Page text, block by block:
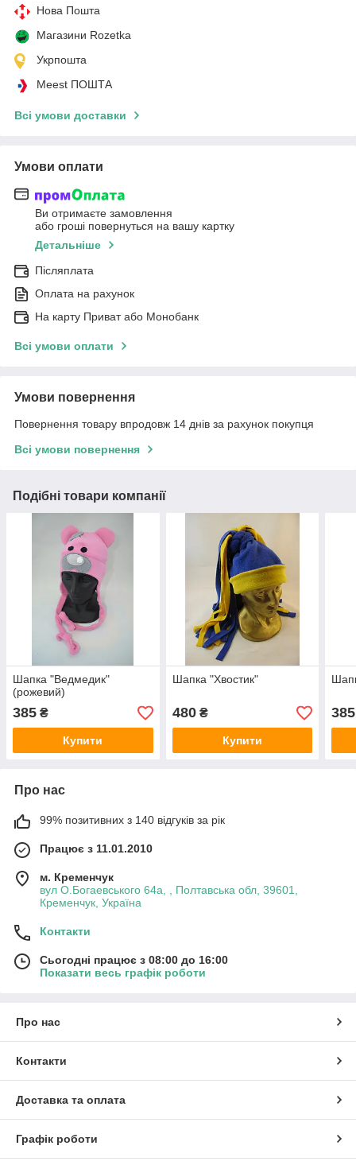
Нова Пошта
Магазини Rozetka
Укрпошта
Meest ПОШТА
Всі умови доставки
Умови оплати
Ви отримаєте замовлення
або гроші повернуться на вашу картку
Детальніше
Післяплата
Оплата на рахунок
На карту Приват або Монобанк
Всі умови оплати
Умови повернення
Повернення товару впродовж 14 днів за рахунок покупця
Всі умови повернення
Подібні товари компанії
Шапка "Ведмедик"
(рожевий)
385 ₴
Купити
Шапка "Хвостик"
480₴
Купити
385
Про нас
99% позитивних з 140 відгуків за рік
Працює з 11.01.2010
м. Кременчук
вул О.Богаевського 64а, , Полтавська обл, 39601,
Кременчук, Україна
Контакти
Сьогодні працює з 08:00 до 16:00
Показати весь графік роботи
Про нас
Контакти
Доставка та оплата
Графік роботи